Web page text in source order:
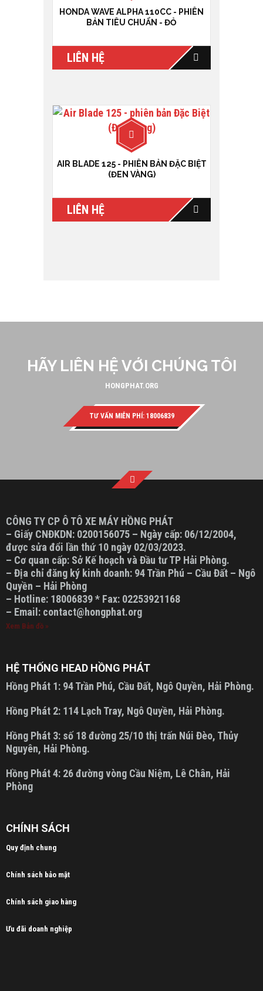
HONDA WAVE ALPHA 110CC - PHIÊN
BẢN TIÊU CHUẨN - ĐỎ
LIÊN HỆ
AIR BLADE 125 - PHIÊN BẢN ĐẶC BIỆT
(ĐEN VÀNG)
LIÊN HỆ
HÃY LIÊN HỆ VỚI CHÚNG TÔI
HONGPHAT.ORG
TƯ VẤN MIỄN PHÍ: 18006839
CÔNG TY CP Ô TÔ XE MÁY HỒNG PHÁT
– Giấy CNĐKDN: 0200156075 – Ngày cấp: 06/12/2004,
được sửa đổi lần thứ 10 ngày 02/03/2023.
– Cơ quan cấp: Sở Kế hoạch và Đầu tư TP Hải Phòng.
– Địa chỉ đăng ký kinh doanh: 94 Trần Phú – Cầu Đất – Ngô
Quyền – Hải Phòng
– Hotline: 18006839 * Fax: 02253921168
– Email: contact@hongphat.org
Xem Bản đồ »
HỆ THỐNG HEAD HỒNG PHÁT
Hồng Phát 1: 94 Trần Phú, Cầu Đất, Ngô Quyền, Hải Phòng.
Hồng Phát 2: 114 Lạch Tray, Ngô Quyền, Hải Phòng.
Hồng Phát 3: số 18 đường 25/10 thị trấn Núi Đèo, Thủy
Nguyên, Hải Phòng.
Hồng Phát 4: 26 đường vòng Cầu Niệm, Lê Chân, Hải
Phòng
CHÍNH SÁCH
Quy định chung
Chính sách bảo mật
Chính sách giao hàng
Ưu đãi doanh nghiệp